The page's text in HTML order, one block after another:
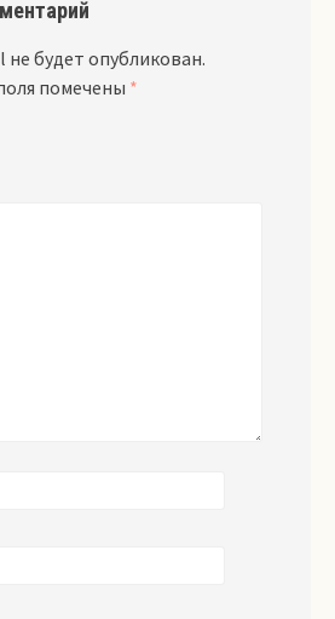
будет опубликован.
помечены *